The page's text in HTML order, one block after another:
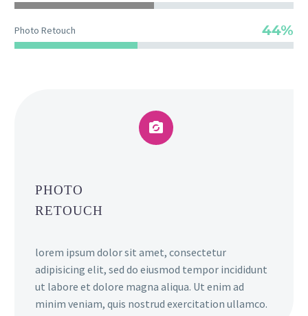
Photo Retouch 44%


PHOTO
RETOUCH
lorem ipsum dolor sit amet, consectetur
adipisicing elit, sed do eiusmod tempor incididunt
ut labore et dolore magna aliqua. Ut enim ad
minim veniam, quis nostrud exercitation ullamco.